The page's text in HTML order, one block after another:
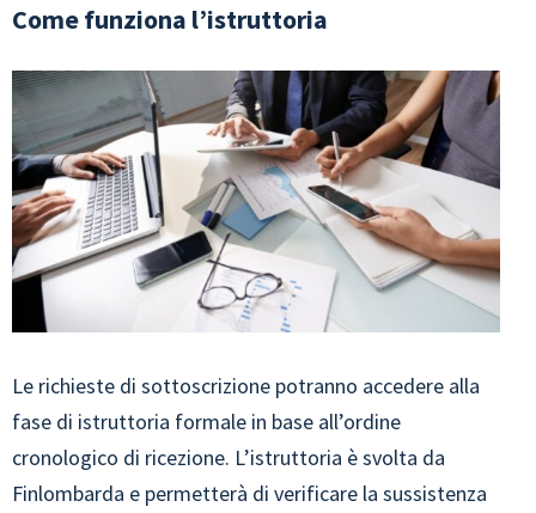
Come funziona l’istruttoria
Le richieste di sottoscrizione potranno accedere alla
fase di istruttoria formale in base all’ordine
cronologico di ricezione. L’istruttoria è svolta da
Finlombarda e permetterà di verificare la sussistenza